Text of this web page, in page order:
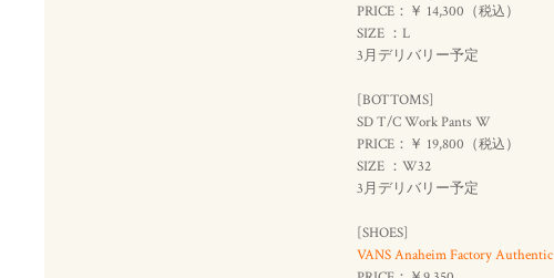
PRICE：￥ 14,300（税込 ）
SIZE ：L
3月デリバリー予定
[BOTTOMS]
SD T/C Work Pants W
PRICE：￥ 19,800（税込 ）
SIZE ：W32
3月デリバリー予定
[SHOES]
VANS Anaheim Factory Authentic